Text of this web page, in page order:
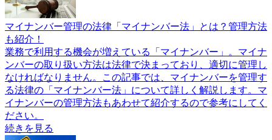
マイナンバー管理の法律「マイナンバー法」とは？管理方法
も紹介！
業務で利用する機会が増えている「マイナンバー」。マイナ
ンバーの取り扱い方法は法律で決まっており、適切に管理し
なければなりません。この記事では、マイナンバーを管理す
る法律の「マイナンバー法」について詳しく解説します。マ
イナンバーの管理方法もあわせて紹介するので参考にしてく
ださい。
続きを見る